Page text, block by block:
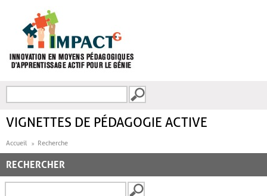
FORMULAIRE DE
VIGNETTES DE PÉDAGOGIE ACTIVE
Accueil Recherche
RECHERCHER